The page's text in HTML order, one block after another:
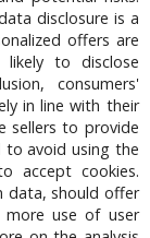
disclosure is a
offers are
to disclose
consumers'
in line with their
sellers to provide
to avoid using the
accept cookies.
data, should offer
more use of user